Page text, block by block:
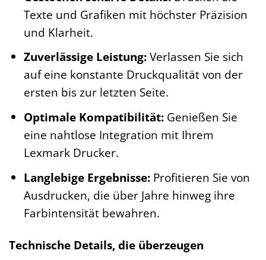
Texte und Grafiken mit höchster Präzision
und Klarheit.
Zuverlässige Leistung:Verlassen Sie sich
auf eine konstante Druckqualität von der
ersten bis zur letzten Seite.
Optimale Kompatibilität:Genießen Sie
eine nahtlose Integration mit Ihrem
Lexmark Drucker.
Langlebige Ergebnisse:Profitieren Sie von
Ausdrucken, die über Jahre hinweg ihre
Farbintensität bewahren.
Technische Details, die überzeugen